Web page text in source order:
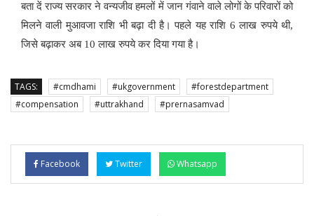
बता दें राज्य सरकार ने वन्यजीव हमलों में जान गंवाने वाले लोगों के परिवारों को
मिलने वाली मुआवजा राशि भी बढ़ा दी है। पहले यह राशि 6 लाख रुपये थी,
जिसे बढ़ाकर अब 10 लाख रुपये कर दिया गया है।
TAGS: #cmdhami #ukgovernment
#forestdepartment
#compensation
#uttrakhand #prernasamvad
Facebook Twitter Whatsapp